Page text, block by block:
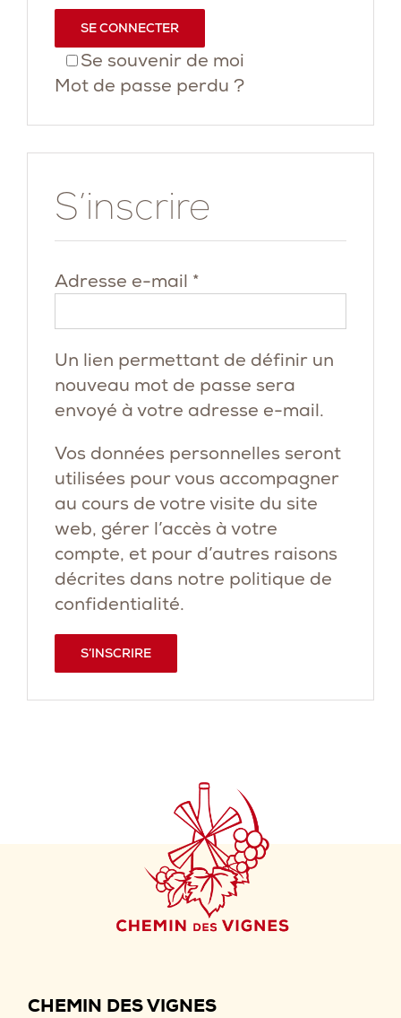
Se souvenir de moi
SE CONNECTER
Mot de passe perdu ?
S’inscrire
Adresse e-mail *
Un lien permettant de définir un
nouveau mot de passe sera
envoyé à votre adresse e-mail.
Vos données personnelles seront
utilisées pour vous accompagner
au cours de votre visite du site
web, gérer l’accès à votre
compte, et pour d’autres raisons
décrites dans notre politique de
confidentialité.
S’INSCRIRE
CHEMIN DES VIGNES